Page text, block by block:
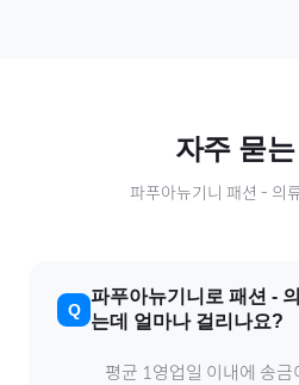
자주 묻
파푸아뉴기니 패션 - 의
파푸아뉴기니 로 패션 -
는데 얼마나 걸리나요?
평균 1영업일 이내에 송금